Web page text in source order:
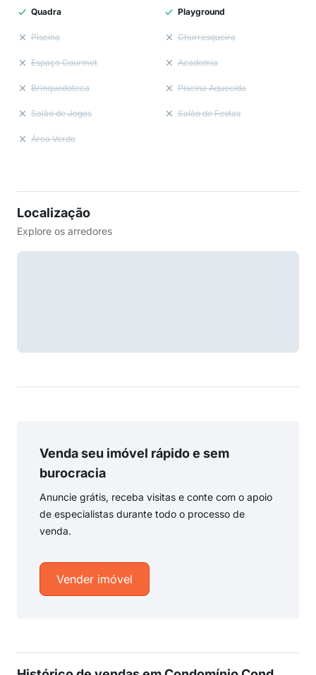
Quadra Playground
Piscina Churrasqueira
Espaço Gourmet Academia
Brinquedoteca Piscina Aquecida
Salão de Jogos Salão de Festas
Área Verde
Localização
Explore os arredores
Venda seu imóvel rápido e sem
burocracia
Anuncie grátis, receba visitas e conte com o apoio
de especialistas durante todo o processo de
venda.
Vender imóvel